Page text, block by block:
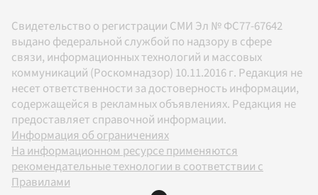
Свидетельство о регистрации СМИ Эл № ФС77-67642
выдано федеральной службой по надзору в сфере
связи, информационных технологий и массовых
коммуникаций (Роскомнадзор) 10.11.2016 г. Редакция не
несет ответственности за достоверность информации,
содержащейся в рекламных объявлениях. Редакция не
предоставляет справочной информации.
Информация об ограничениях
На информационном ресурсе применяются
рекомендательные технологии в соответствии с
Правилами